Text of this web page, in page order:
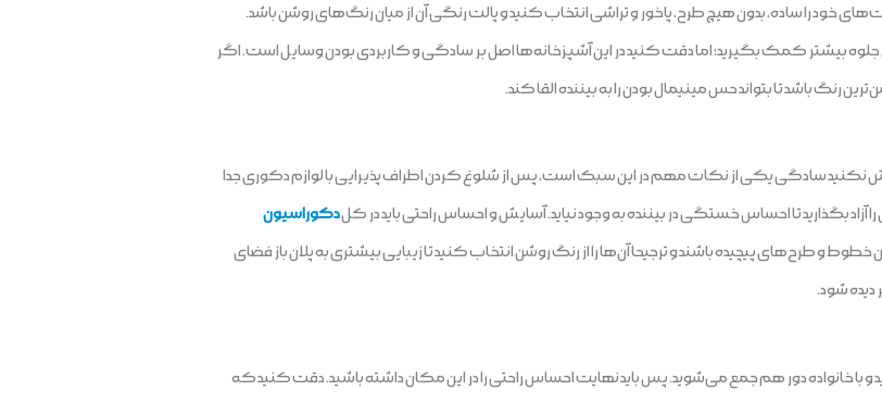
خود را ساده، بدون هیچ طرح، پاخور و تراشی انتخاب کنید و پالت رنگی آن از میان رنگ‌های روشن باشد.
بیشتر کمک بگیرید؛ اما دقت کنید در این آشپزخانه‌ها اصل بر سادگی و کاربردی بودن وسایل است. اگر
رنگ باشد تا بتواند حس مینیمال بودن را به بیننده القا کند.
نکنید سادگی یکی از نکات مهم در این سبک است، پس از شلوغ کردن اطراف پذیرایی با لوازم دکوری جدا
بگذارید تا احساس خستگی در بیننده به وجود نیاید. آسایش و احساس راحتی باید در کلدکوراسیون
خطوط و طرح‌های پیچیده باشند و ترجیحا آن‌ها را از رنگ روشن انتخاب کنید تا زیبایی بیشتری به پلان باز فضای
شود.
با خانواده دور هم جمع می‌شوید. پس باید نهایت احساس راحتی را در این مکان داشته باشید. دقت کنید که